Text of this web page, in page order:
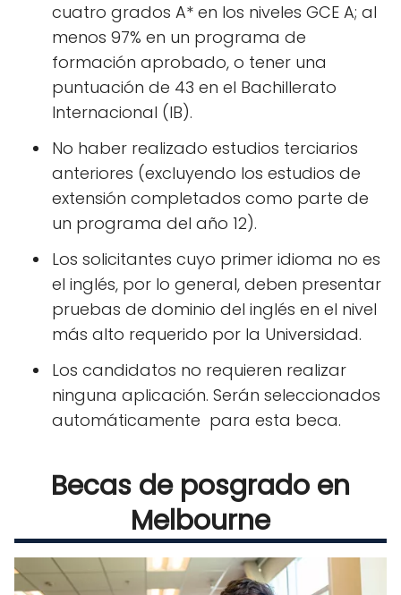
cuatro grados A* en los niveles GCE A; al
menos 97% en un programa de
formación aprobado, o tener una
puntuación de 43 en el Bachillerato
Internacional (IB).
No haber realizado estudios terciarios
anteriores (excluyendo los estudios de
extensión completados como parte de
un programa del año 12).
Los solicitantes cuyo primer idioma no es
el inglés, por lo general, deben presentar
pruebas de dominio del inglés en el nivel
más alto requerido por la Universidad.
Los candidatos no requieren realizar
ninguna aplicación. Serán seleccionados
automáticamente para esta beca.
Becas de posgrado en
Melbourne